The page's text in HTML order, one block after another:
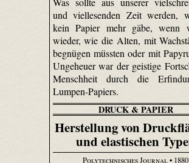
und viellesenden Zeit werden,
kein Papier mehr gäbe, wenn
wieder, wie die Alten, mit
begnügen müssten oder mit
Ungeheuer war der geistige
Menschheit durch die
Lumpen-Papiers.
DRUCK & PAPIER
Herstellung von
und elastischen
Polytechnisches Journal• 1880